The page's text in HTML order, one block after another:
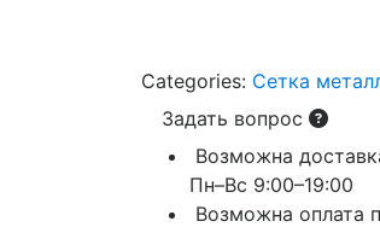
Categories: Сетка
Задать вопрос
Возможна
Пн–Вс 9:00–19:00
Возможна оплата